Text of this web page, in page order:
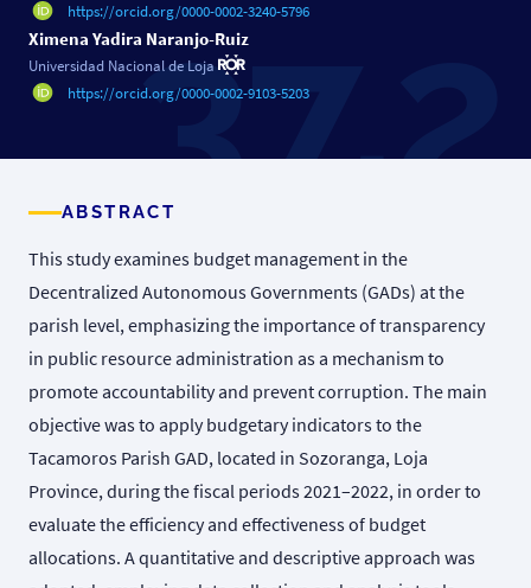
https://orcid.org/0000-0002-3240-5796
Ximena Yadira Naranjo-Ruiz
Universidad Nacional de Loja
https://orcid.org/0000-0002-9103-5203
ABSTRACT
This study examines budget management in the
Decentralized Autonomous Governments (GADs) at the
parish level, emphasizing the importance of transparency
in public resource administration as a mechanism to
promote accountability and prevent corruption. The main
objective was to apply budgetary indicators to the
Tacamoros Parish GAD, located in Sozoranga, Loja
Province, during the fiscal periods 2021–2022, in order to
evaluate the efficiency and effectiveness of budget
allocations. A quantitative and descriptive approach was